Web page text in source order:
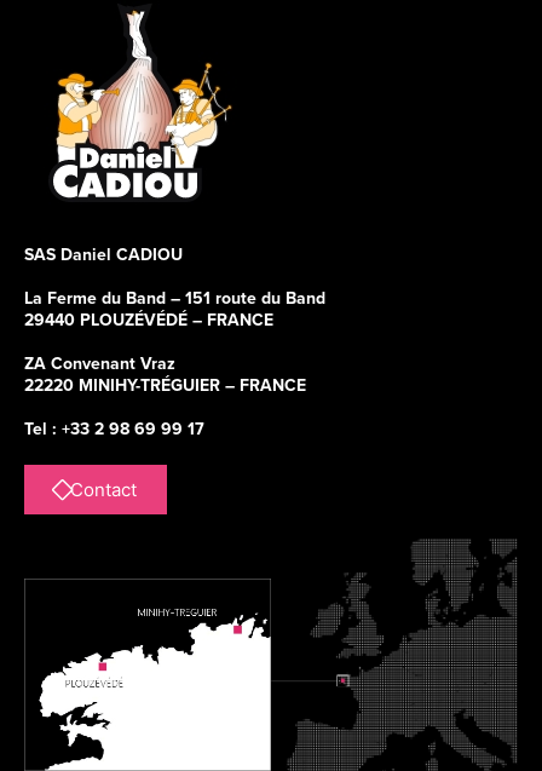
SAS Daniel CADIOU
La Ferme du Band – 151 route du Band
29440 PLOUZÉVÉDÉ – FRANCE
ZA Convenant Vraz
22220 MINIHY-TRÉGUIER – FRANCE
Tel : +33 2 98 69 99 17
Contact